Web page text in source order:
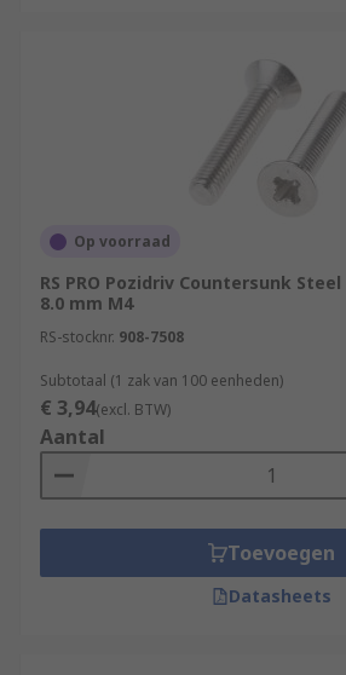
Op voorraad
RS PRO Pozidriv Countersunk
8.0 mm M4
RS-stocknr. 908-7508
Subtotaal (1 zak van 100 eenheden)
€ 3,94(excl. BTW)
Aantal
Toevoegen
Datasheets